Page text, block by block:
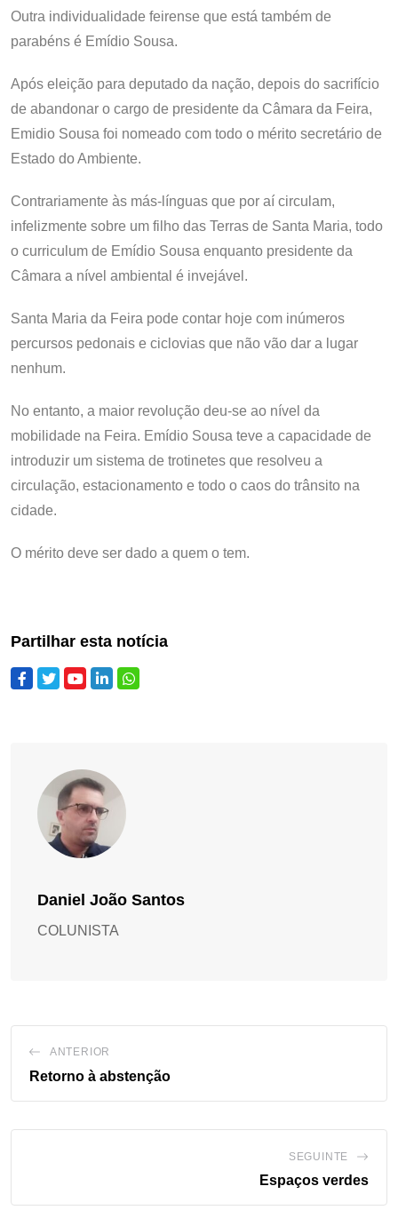
Outra individualidade feirense que está também de
parabéns é Emídio Sousa.
Após eleição para deputado da nação, depois do sacrifício
de abandonar o cargo de presidente da Câmara da Feira,
Emidio Sousa foi nomeado com todo o mérito secretário de
Estado do Ambiente.
Contrariamente às más-línguas que por aí circulam,
infelizmente sobre um filho das Terras de Santa Maria, todo
o curriculum de Emídio Sousa enquanto presidente da
Câmara a nível ambiental é invejável.
Santa Maria da Feira pode contar hoje com inúmeros
percursos pedonais e ciclovias que não vão dar a lugar
nenhum.
No entanto, a maior revolução deu-se ao nível da
mobilidade na Feira. Emídio Sousa teve a capacidade de
introduzir um sistema de trotinetes que resolveu a
circulação, estacionamento e todo o caos do trânsito na
cidade.
O mérito deve ser dado a quem o tem.
Partilhar esta notícia
Daniel João Santos
COLUNISTA
ANTERIOR
Retorno à abstenção
SEGUINTE
Espaços verdes